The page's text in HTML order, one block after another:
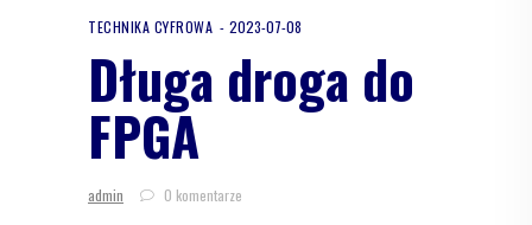
TECHNIKA CYFROWA 2023-07-08
Długa droga do
FPGA
admin 0 komentarze